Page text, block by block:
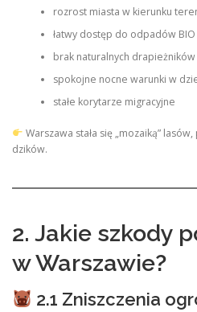
rozrost miasta w kierunku
łatwy dostęp do odpadów BIO
brak naturalnych drapieżników
spokojne nocne warunki w
stałe korytarze migracyjne
Warszawa stała się „mozaiką”
dzików.
2. Jakie szkody
w Warszawie?
2.1 Zniszczenia